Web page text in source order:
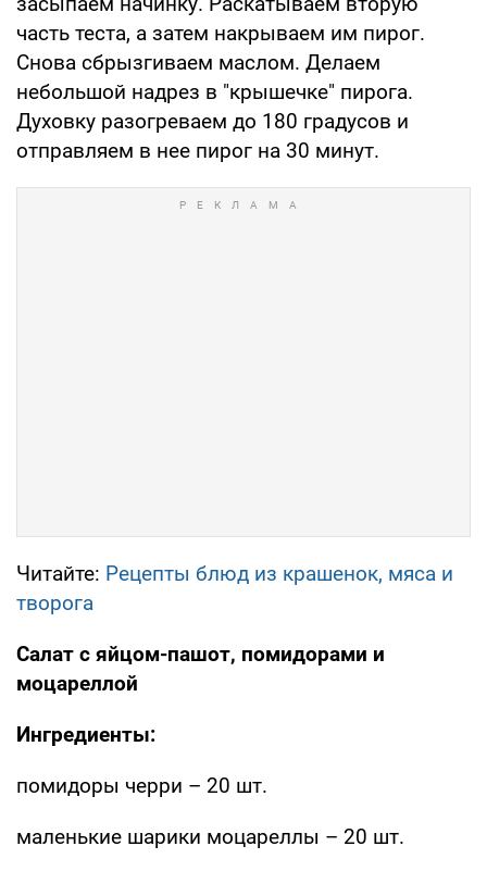
часть теста, а затем накрываем им пирог.
Снова сбрызгиваем маслом. Делаем
небольшой надрез в "крышечке" пирога.
Духовку разогреваем до 180 градусов и
отправляем в нее пирог на 30 минут.
Читайте: Рецепты блюд из крашенок, мяса и
творога
Салат с яйцом-пашот, помидорами и
моцареллой
Ингредиенты:
помидоры черри – 20 шт.
маленькие шарики моцареллы – 20 шт.